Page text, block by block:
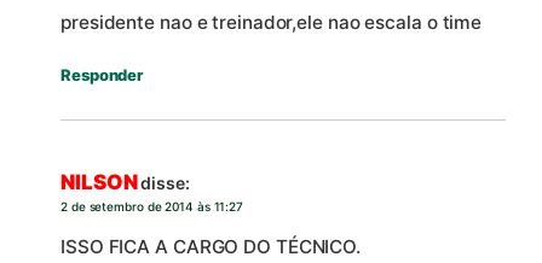
presidente nao e treinador,ele nao escala o time
Responder
NILSONdisse:
2 de setembro de 2014 às 11:27
ISSO FICA A CARGO DO TÉCNICO.